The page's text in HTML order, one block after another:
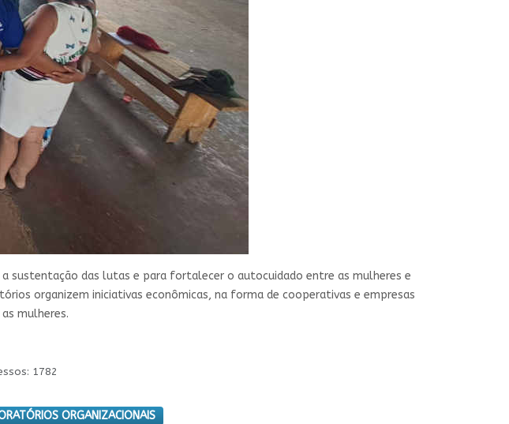
sustentação das lutas e para fortalecer o autocuidado entre as mulheres e
organizem iniciativas econômicas, na forma de cooperativas e empresas
mulheres.
1782
ORGANIZACIONAIS